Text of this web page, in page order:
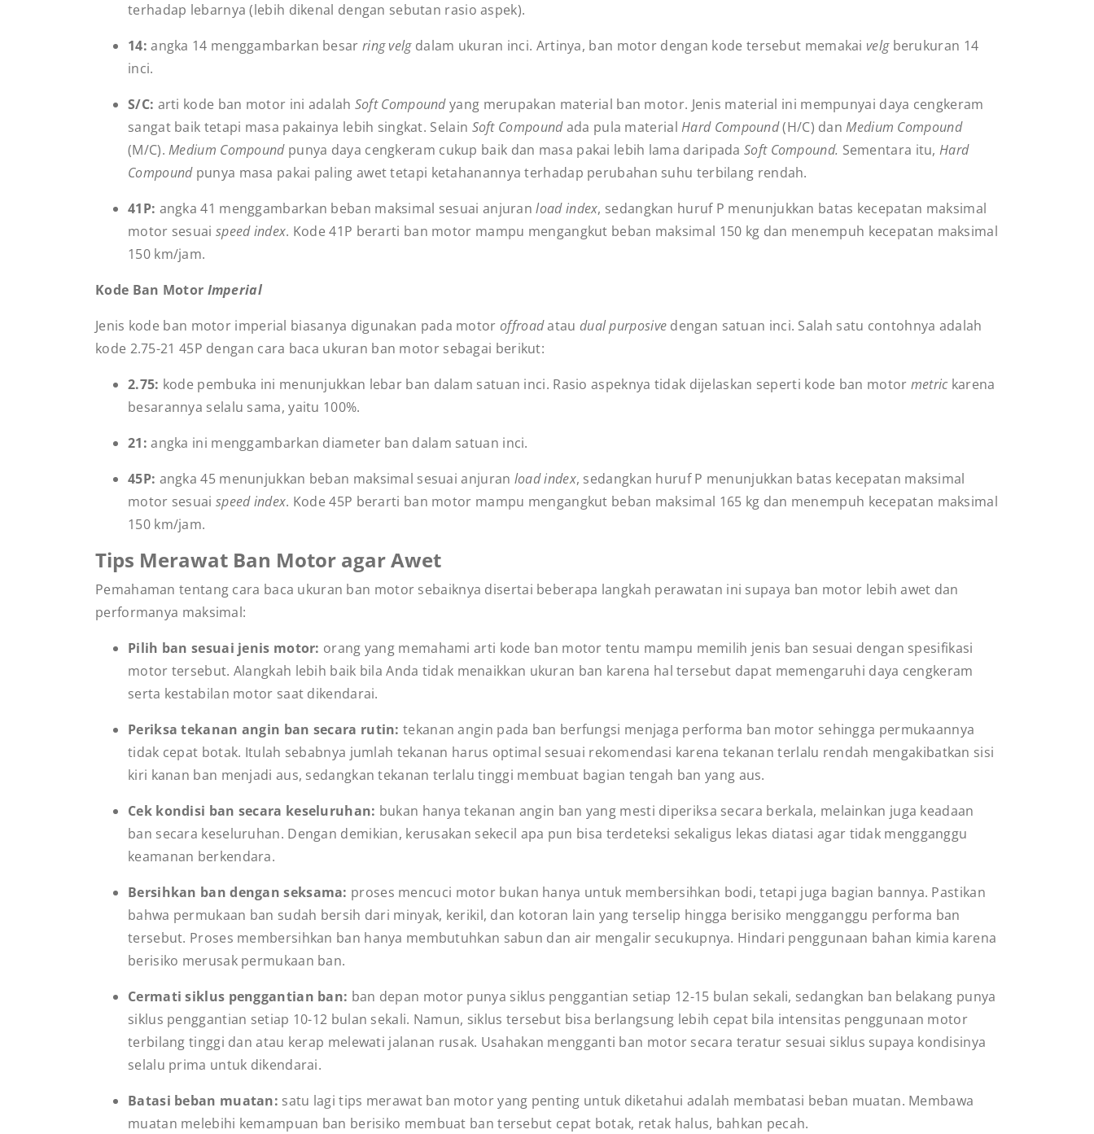
terhadap lebarnya (lebih dikenal dengan sebutan rasio aspek).
14:angka 14 menggambarkan besar ring velg dalam ukuran inci. Artinya, ban motor dengan kode tersebut memakaivelg berukuran 14
inci.
S/C: arti kode ban motor ini adalah Soft Compoundyang merupakan material ban motor. Jenis material ini mempunyai daya cengkeram
sangat baik tetapi masa pakainya lebih singkat. Selain Soft Compoundada pula materialHard Compound(H/C) danMedium Compound
(M/C).Medium Compound punya daya cengkeram cukup baik dan masa pakai lebih lama daripadaSoft Compound. Sementara itu,Hard
Compound punya masa pakai paling awet tetapi ketahanannya terhadap perubahan suhu terbilang rendah.
41P: angka 41 menggambarkan beban maksimal sesuai anjuranload index, sedangkan huruf P menunjukkan batas kecepatan maksimal
motor sesuai speed index. Kode 41P berarti ban motor mampu mengangkut beban maksimal 150 kg dan menempuh kecepatan maksimal
150 km/jam.
Kode Ban Motor Imperial
Jenis kode ban motor imperial biasanya digunakan pada motor offroadatau dual purposive dengan satuan inci. Salah satu contohnya adalah
kode 2.75-21 45P dengan cara baca ukuran ban motor sebagai berikut:
2.75: kode pembuka ini menunjukkan lebar ban dalam satuan inci. Rasio aspeknya tidak dijelaskan seperti kode ban motor metric karena
besarannya selalu sama, yaitu 100%.
21:angka ini menggambarkan diameter ban dalam satuan inci.
45P: angka 45 menunjukkan beban maksimal sesuai anjuran load index, sedangkan huruf P menunjukkan batas kecepatan maksimal
motor sesuai speed index. Kode 45P berarti ban motor mampu mengangkut beban maksimal 165 kg dan menempuh kecepatan maksimal
150 km/jam.
Tips Merawat Ban Motor agar Awet
Pemahaman tentang cara baca ukuran ban motor sebaiknya disertai beberapa langkah perawatan ini supaya ban motor lebih awet dan
performanya maksimal:
Pilih ban sesuai jenis motor: orang yang memahami arti kode ban motor tentu mampu memilih jenis ban sesuai dengan spesifikasi
motor tersebut. Alangkah lebih baik bila Anda tidak menaikkan ukuran ban karena hal tersebut dapat memengaruhi daya cengkeram
serta kestabilan motor saat dikendarai.
Periksa tekanan angin ban secara rutin: tekanan angin pada ban berfungsi menjaga performa ban motor sehingga permukaannya
tidak cepat botak. Itulah sebabnya jumlah tekanan harus optimal sesuai rekomendasi karena tekanan terlalu rendah mengakibatkan sisi
kiri kanan ban menjadi aus, sedangkan tekanan terlalu tinggi membuat bagian tengah ban yang aus.
Cek kondisi ban secara keseluruhan: bukan hanya tekanan angin ban yang mesti diperiksa secara berkala, melainkan juga keadaan
ban secara keseluruhan. Dengan demikian, kerusakan sekecil apa pun bisa terdeteksi sekaligus lekas diatasi agar tidak mengganggu
keamanan berkendara.
Bersihkan ban dengan seksama: proses mencuci motor bukan hanya untuk membersihkan bodi, tetapi juga bagian bannya. Pastikan
bahwa permukaan ban sudah bersih dari minyak, kerikil, dan kotoran lain yang terselip hingga berisiko mengganggu performa ban
tersebut. Proses membersihkan ban hanya membutuhkan sabun dan air mengalir secukupnya. Hindari penggunaan bahan kimia karena
berisiko merusak permukaan ban.
Cermati siklus penggantian ban: ban depan motor punya siklus penggantian setiap 12-15 bulan sekali, sedangkan ban belakang punya
siklus penggantian setiap 10-12 bulan sekali. Namun, siklus tersebut bisa berlangsung lebih cepat bila intensitas penggunaan motor
terbilang tinggi dan atau kerap melewati jalanan rusak. Usahakan mengganti ban motor secara teratur sesuai siklus supaya kondisinya
selalu prima untuk dikendarai.
Batasi beban muatan: satu lagi tips merawat ban motor yang penting untuk diketahui adalah membatasi beban muatan. Membawa
muatan melebihi kemampuan ban berisiko membuat ban tersebut cepat botak, retak halus, bahkan pecah.